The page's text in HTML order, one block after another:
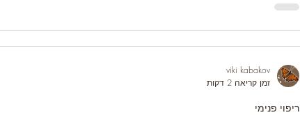
ריפוי פנימי
viki kabakov
זמן קריאה 2 דקות